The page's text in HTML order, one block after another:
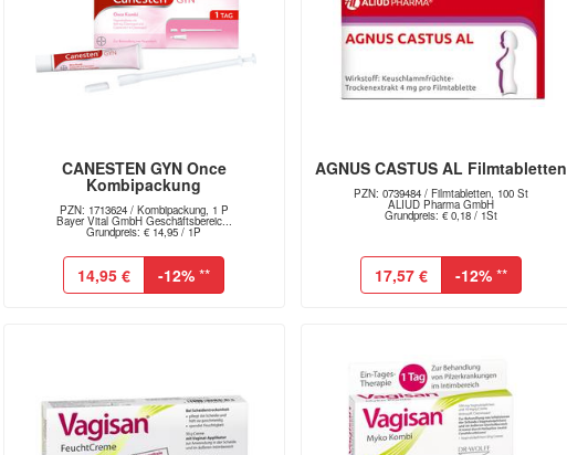
CANESTEN GYN Once
Kombipackung
PZN: 1713624 / Kombipackung, 1 P
Bayer Vital GmbH Geschäftsbereic...
Grundpreis: € 14,95 / 1P
14,95 € -12% **
AGNUS CASTUS AL Filmtabletten
PZN: 0739484 / Filmtabletten, 100 St
ALIUD Pharma GmbH
Grundpreis: € 0,18 / 1St
17,57 € -12%**